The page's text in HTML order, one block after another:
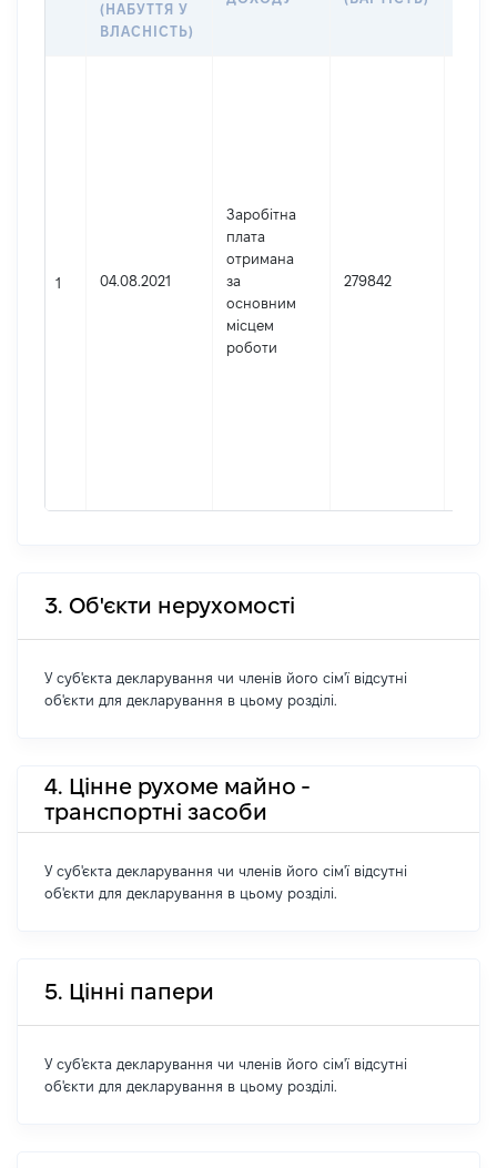
(НАБУТТЯ У
ВЛАСНІСТЬ)
1 04.08.2021
Заробітна
плата
отримана
за
основним
місцем
роботи
279842
3. Об'єкти нерухомості
У суб'єкта декларування чи членів його сім'ї відсутні
об'єкти для декларування в цьому розділі.
4. Цінне рухоме майно -
транспортні засоби
У суб'єкта декларування чи членів його сім'ї відсутні
об'єкти для декларування в цьому розділі.
5. Цінні папери
У суб'єкта декларування чи членів його сім'ї відсутні
об'єкти для декларування в цьому розділі.